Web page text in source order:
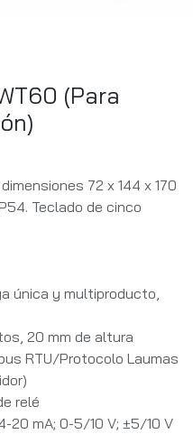
(Para
72 x 144 x 170
Teclado de cinco
única y multiproducto,
20 mm de altura
RTU/Protocolo Laumas
relé
20 mA; 0-5/10 V; ±5/10 V